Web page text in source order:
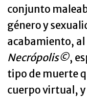
conjunto
género y
acabamiento,
Necrópolis©,
tipo de muerte
cuerpo virtual, y